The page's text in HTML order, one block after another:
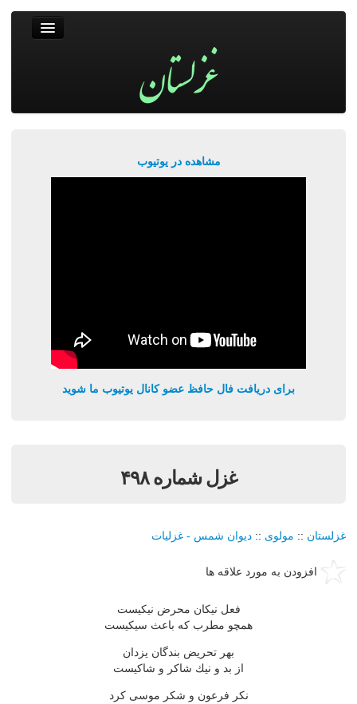
مشاهده در یوتیوب
برای دریافت فال حافظ عضو کانال یوتیوب ما شوید
غزل شماره ۴۹۸
غزلستان :: مولوی :: دیوان شمس - غزلیات
افزودن به مورد علاقه ها
فعل نیكان محرض نیكیست
همچو مطرب كه باعث سیكیست
بهر تحریض بندگان یزدان
از بد و نیك شاكر و شاكیست
نكر فرعون و شكر موسی كرد